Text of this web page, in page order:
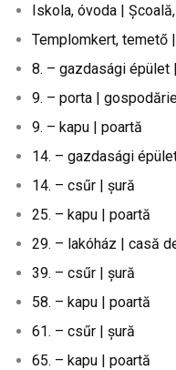
Iskola, óvoda |
Templomkert, temető
8. – gazdasági épület
9. – porta |
9. – kapu | poartă
14. – gazdasági
14. – csűr | șură
25. – kapu | poartă
29. – lakóház | casă
39. – csűr | șură
58. – kapu | poartă
61. – csűr | șură
65. – kapu | poartă